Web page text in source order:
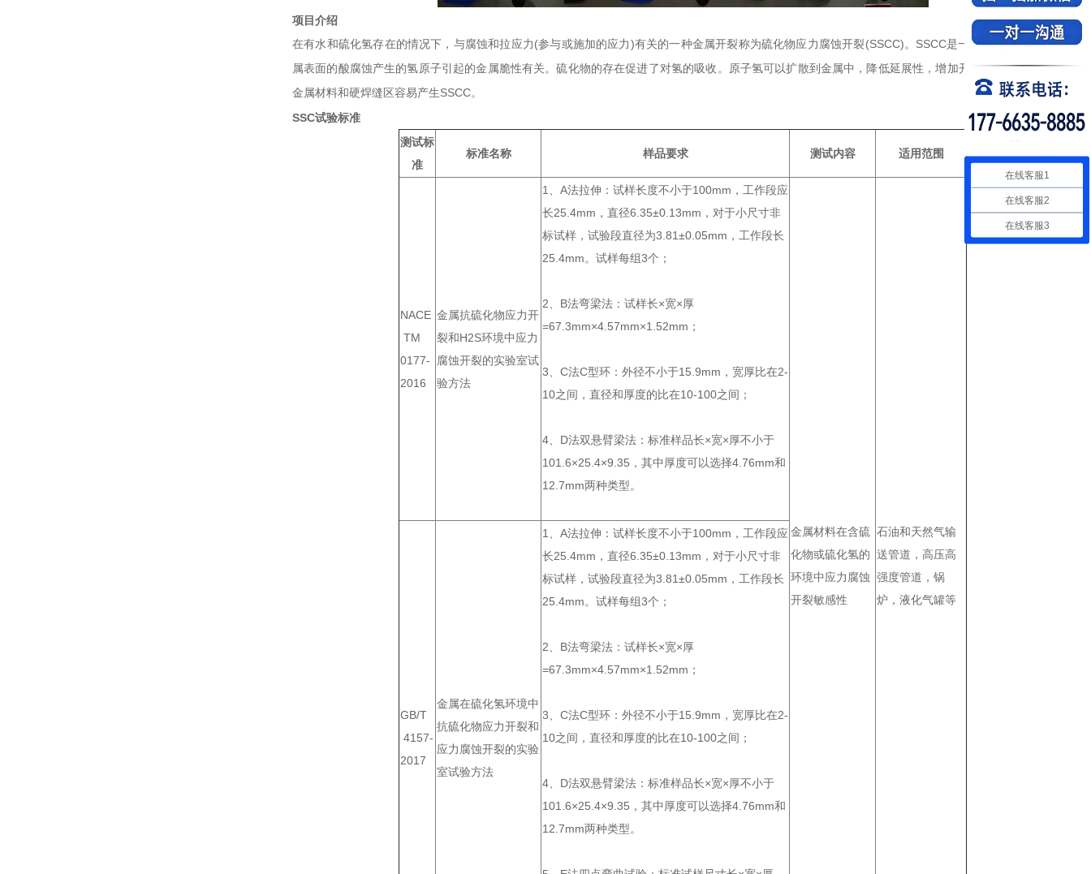
项目介绍
在有水和硫化氢存在的情况下，与腐蚀和拉应力(参与或施加的应力)有关的一种金属开裂称为硫化物应力腐蚀开裂(SSCC)。SSCC是一种氢应力开裂，与金
属表面的酸腐蚀产生的氢原子引起的金属脆性有关。硫化物的存在促进了对氢的吸收。原子氢可以扩散到金属中，降低延展性，增加开裂的敏感性。高强度
金属材料和硬焊缝区容易产生SSCC。
SSC试验标准
测试标
准
标准名称 样品要求 测试内容 适用范围
NACE
TM
0177-
2016
金属抗硫化物应力开
裂和H2S环境中应力
腐蚀开裂的实验室试
验方法
1、A法拉伸：试样长度不小于100mm，工作段应
长25.4mm，直径6.35±0.13mm，对于小尺寸非
标试样，试验段直径为3.81±0.05mm，工作段长
25.4mm。试样每组3个；
2、B法弯梁法：试样长×宽×厚
=67.3mm×4.57mm×1.52mm；
3、C法C型环：外径不小于15.9mm，宽厚比在2-
10之间，直径和厚度的比在10-100之间；
4、D法双悬臂梁法：标准样品长×宽×厚不小于
101.6×25.4×9.35，其中厚度可以选择4.76mm和
12.7mm两种类型。
金属材料在含硫
化物或硫化氢的
环境中应力腐蚀
开裂敏感性
石油和天然气输
送管道，高压高
强度管道，锅
炉，液化气罐等
GB/T
4157-
2017
金属在硫化氢环境中
抗硫化物应力开裂和
应力腐蚀开裂的实验
室试验方法
1、A法拉伸：试样长度不小于100mm，工作段应
长25.4mm，直径6.35±0.13mm，对于小尺寸非
标试样，试验段直径为3.81±0.05mm，工作段长
25.4mm。试样每组3个；
2、B法弯梁法：试样长×宽×厚
=67.3mm×4.57mm×1.52mm；
3、C法C型环：外径不小于15.9mm，宽厚比在2-
10之间，直径和厚度的比在10-100之间；
4、D法双悬臂梁法：标准样品长×宽×厚不小于
101.6×25.4×9.35，其中厚度可以选择4.76mm和
12.7mm两种类型。
在线客服1
在线客服2
在线客服3